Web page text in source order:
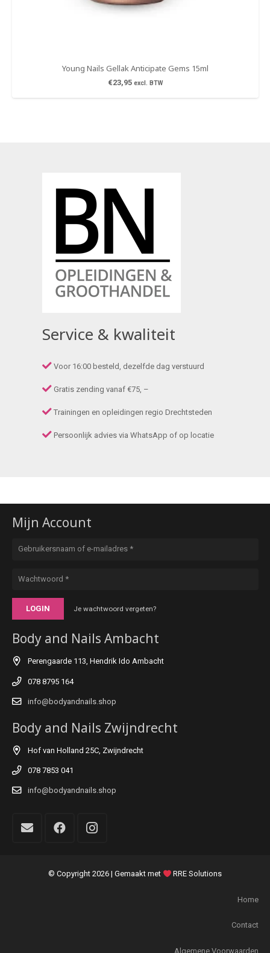
Young Nails Gellak Anticipate Gems 15ml
€23,95 excl. BTW
Service & kwaliteit
Voor 16:00 besteld, dezelfde dag verstuurd
Gratis zending vanaf €75, –
Trainingen en opleidingen regio Drechtsteden
Persoonlijk advies via WhatsApp of op locatie
Mijn Account
LOGIN Je wachtwoord vergeten?
Body and Nails Ambacht
Perengaarde 113, Hendrik Ido Ambacht
078 8795 164
info@bodyandnails.shop
Body and Nails Zwijndrecht
Hof van Holland 25C, Zwijndrecht
078 7853 041
info@bodyandnails.shop
© Copyright 2026 | Gemaakt met RRE Solutions
Home
Contact
Algemene Voorwaarden